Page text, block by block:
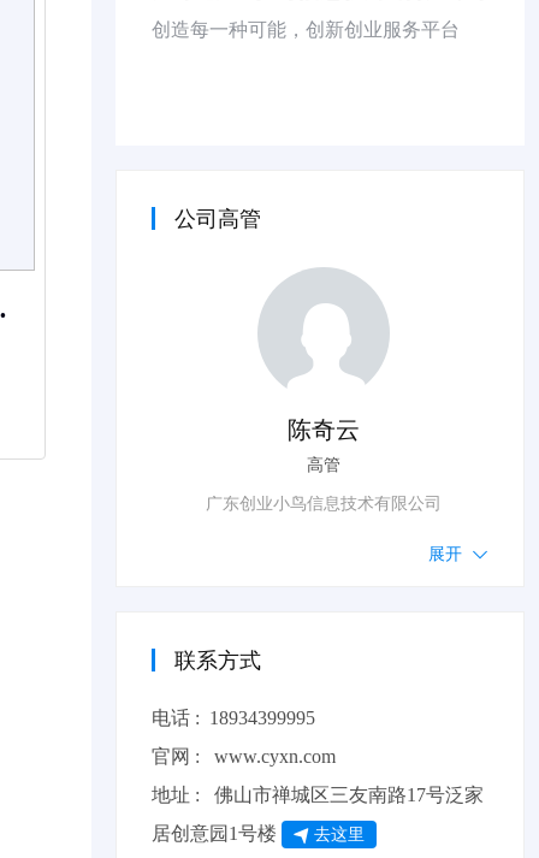
创造每一种可能，创新创业服务平台
公司高管
陈奇云
高管
广东创业小鸟信息技术有限公司
展开
联系方式
电话 : 18934399995
官网 : www.cyxn.com
地址 : 佛山市禅城区三友南路17号泛家
居创意园1号楼
去这里